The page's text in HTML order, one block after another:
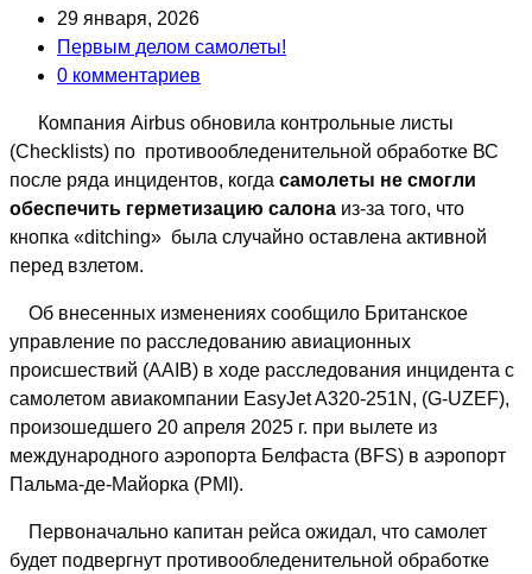
Запись
опубликована:
29 января, 2026
Post
category:
Первым делом самолеты!
Post
0 комментариев
Компания Airbus обновила контрольные листы
(Сhecklists) по противообледенительной обработке ВС
после ряда инцидентов, когда самолеты не смогли
обеспечить герметизацию салона из-за того, что
кнопка «ditching» была случайно оставлена ​​активной
перед взлетом.
Об внесенных изменениях сообщило Британское
управление по расследованию авиационных
происшествий (AAIB) в ходе расследования инцидента с
самолетом авиакомпании EasyJet A320-251N, (G-UZEF),
произошедшего 20 апреля 2025 г. при вылете из
международного аэропорта Белфаста (BFS) в аэропорт
Пальма-де-Майорка (PMI).
Первоначально капитан рейса ожидал, что самолет
будет подвергнут противообледенительной обработке